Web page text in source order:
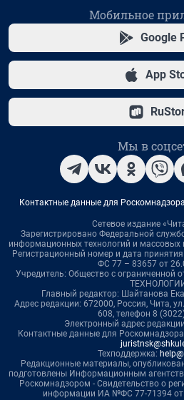
Мобильное
Google
App
Мы в
Контактные данные для
Сетевое издание
Зарегистрировано Федеральной
информационных технологий и
Регистрационный номер и дата
ФС 77 – 83657 от
Учредитель: Общество с ограниченной
Главный редактор: Шайтанова
Адрес редакции: 672000, Россия, Чита,
608, телефон 8
Электронный адрес
Контактные данные для
Техподдержка:
Редакционные материалы,
подготовлены Информационным
Роскомнадзором - Свидетельство о
информации ИА №ФС 77-71394 от